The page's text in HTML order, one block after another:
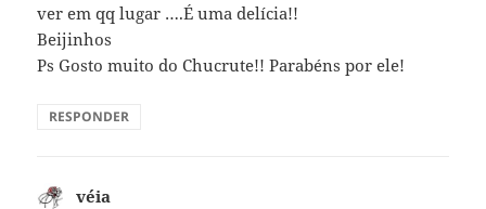
ver em qq lugar ….É uma delícia!!
Beijinhos
Ps Gosto muito do Chucrute!! Parabéns por ele!
RESPONDER
véia